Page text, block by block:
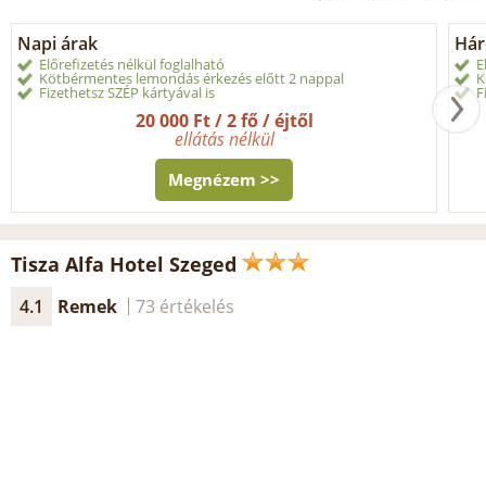
Napi árak
Előrefizetés nélkül foglalható
Kötbérmentes lemondás érkezés előtt 2 nappal
Fizethetsz SZÉP kártyával is
20 000 Ft / 2 fő / éjtől
ellátás nélkül
Megnézem >>
Tisza Alfa Hotel Szeged
4.1 Remek 73 értékelés